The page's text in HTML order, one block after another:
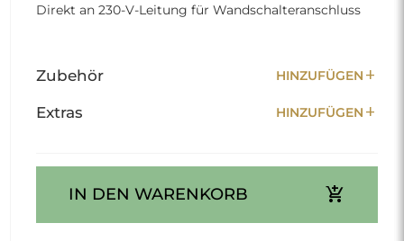
Direkt an 230-V-Leitung für Wandschalteranschluss
Zubehör HINZUFÜGEN add
Extras HINZUFÜGEN add
IN DEN WARENKORB add_shopping_cart